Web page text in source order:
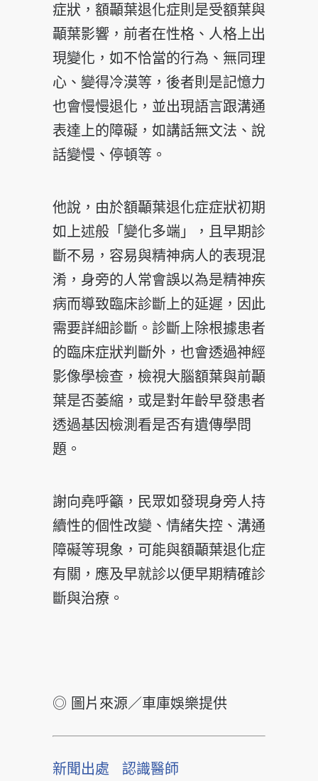
症狀，額顳葉退化症則是受額葉與
顳葉影響，前者在性格、人格上出
現變化，如不恰當的行為、無同理
心、變得冷漠等，後者則是記憶力
也會慢慢退化，並出現語言跟溝通
表達上的障礙，如講話無文法、說
話變慢、停頓等。
他說，由於額顳葉退化症症狀初期
如上述般「變化多端」，且早期診
斷不易，容易與精神病人的表現混
淆，身旁的人常會誤以為是精神疾
病而導致臨床診斷上的延遲，因此
需要詳細診斷。診斷上除根據患者
的臨床症狀判斷外，也會透過神經
影像學檢查，檢視大腦額葉與前顳
葉是否萎縮，或是對年齡早發患者
透過基因檢測看是否有遺傳學問
題。
謝向堯呼籲，民眾如發現身旁人持
續性的個性改變、情緒失控、溝通
障礙等現象，可能與額顳葉退化症
有關，應及早就診以便早期精確診
斷與治療。
◎ 圖片來源／車庫娛樂提供
新聞出處 認識醫師